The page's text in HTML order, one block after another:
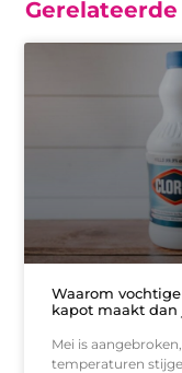
Waarom
kapot maakt
Mei is
temperaturen